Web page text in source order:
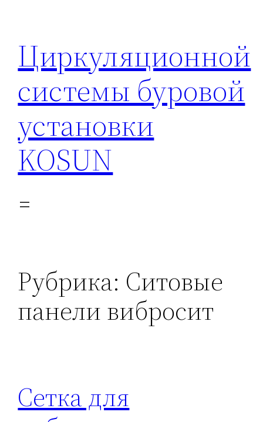
содержимому
Циркуляционной
системы буровой
установки
KOSUN
Рубрика: Ситовые
панели вибросит
Сетка для